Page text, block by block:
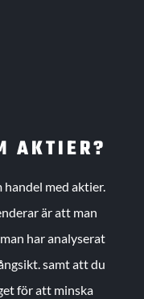
AKTIER?
handel med aktier.
är att man
har analyserat
samt att du
för att minska